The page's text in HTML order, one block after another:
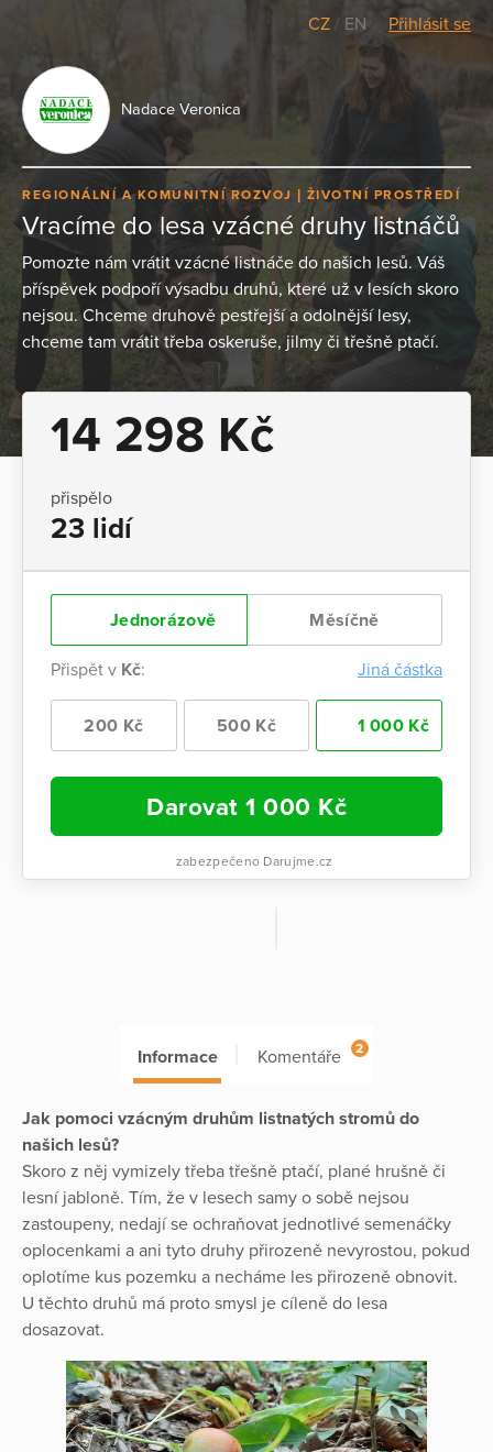
CZ / EN Přihlásit se
Nadace Veronica
REGIONÁLNÍ A KOMUNITNÍ ROZVOJ ŽIVOTNÍ PROSTŘEDÍ
Vracíme do lesa vzácné druhy listnáčů
Pomozte nám vrátit vzácné listnáče do našich lesů. Váš
příspěvek podpoří výsadbu druhů, které už v lesích skoro
nejsou. Chceme druhově pestřejší a odolnější lesy,
chceme tam vrátit třeba oskeruše, jilmy či třešně ptačí.
14 298 Kč
přispělo
23 lidí
Jednorázově Měsíčně
Přispět v Kč: Jiná částka
200 Kč 500 Kč 1 000 Kč
Darovat 1 000 Kč
zabezpečeno Darujme.cz
Informace Komentáře 2
Jak pomoci vzácným druhům listnatých stromů do
našich lesů?
Skoro z něj vymizely třeba třešně ptačí, plané hrušně či
lesní jabloně. Tím, že v lesech samy o sobě nejsou
zastoupeny, nedají se ochraňovat jednotlivé semenáčky
oplocenkami a ani tyto druhy přirozeně nevyrostou, pokud
oplotíme kus pozemku a necháme les přirozeně obnovit.
U těchto druhů má proto smysl je cíleně do lesa
dosazovat.